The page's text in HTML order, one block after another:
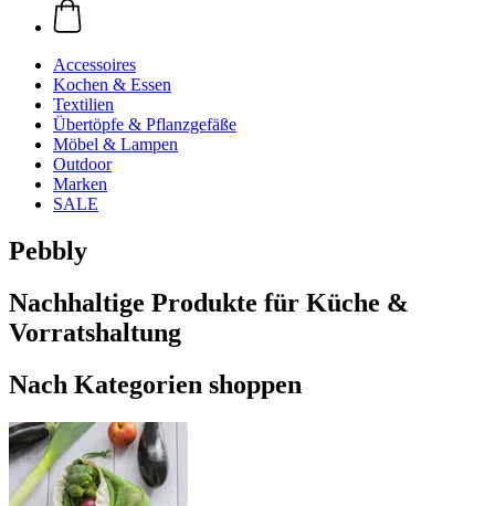
Accessoires
Kochen & Essen
Textilien
Übertöpfe & Pflanzgefäße
Möbel & Lampen
Outdoor
Marken
SALE
Pebbly
Nachhaltige Produkte für Küche &
Vorratshaltung
Nach Kategorien shoppen